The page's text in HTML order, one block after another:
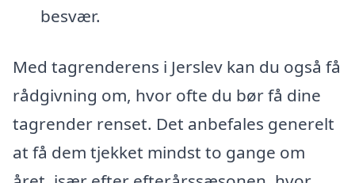
besvær.
Med tagrenderens i Jerslev kan du også få
rådgivning om, hvor ofte du bør få dine
tagrender renset. Det anbefales generelt
at få dem tjekket mindst to gange om